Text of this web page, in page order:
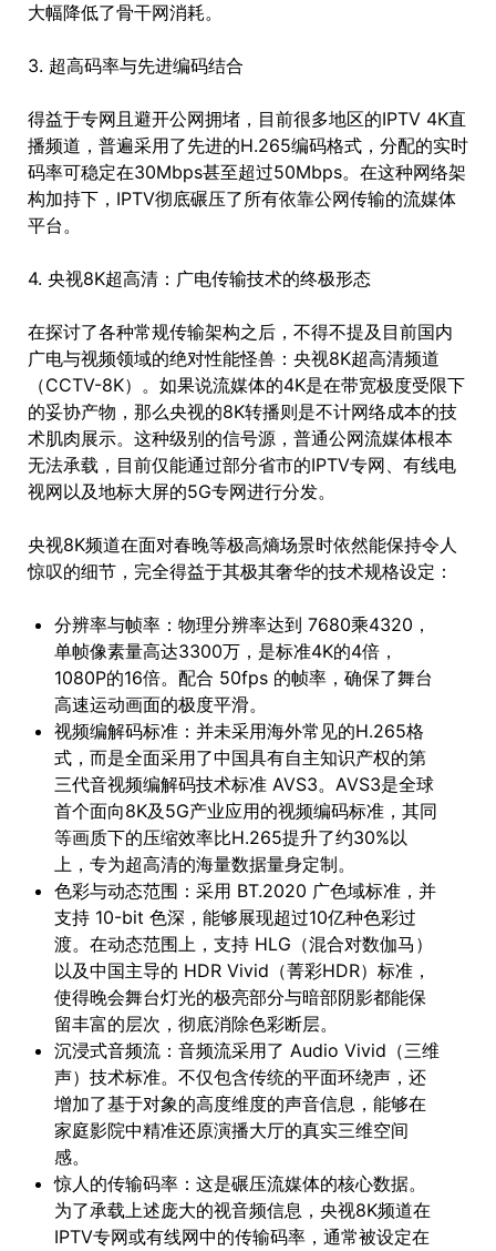
大幅降低了骨干网消耗。
3. 超高码率与先进编码结合
得益于专网且避开公网拥堵，目前很多地区的IPTV 4K直
播频道，普遍采用了先进的H.265编码格式，分配的实时
码率可稳定在30Mbps甚至超过50Mbps。在这种网络架
构加持下，IPTV彻底碾压了所有依靠公网传输的流媒体
平台。
4. 央视8K超高清：广电传输技术的终极形态
在探讨了各种常规传输架构之后，不得不提及目前国内
广电与视频领域的绝对性能怪兽：央视8K超高清频道
（CCTV-8K）。如果说流媒体的4K是在带宽极度受限下
的妥协产物，那么央视的8K转播则是不计网络成本的技
术肌肉展示。这种级别的信号源，普通公网流媒体根本
无法承载，目前仅能通过部分省市的IPTV专网、有线电
视网以及地标大屏的5G专网进行分发。
央视8K频道在面对春晚等极高熵场景时依然能保持令人
惊叹的细节，完全得益于其极其奢华的技术规格设定：
分辨率与帧率：物理分辨率达到 7680乘4320，
单帧像素量高达3300万，是标准4K的4倍，
1080P的16倍。配合 50fps 的帧率，确保了舞台
高速运动画面的极度平滑。
视频编解码标准：并未采用海外常见的H.265格
式，而是全面采用了中国具有自主知识产权的第
三代音视频编解码技术标准 AVS3。AVS3是全球
首个面向8K及5G产业应用的视频编码标准，其同
等画质下的压缩效率比H.265提升了约30%以
上，专为超高清的海量数据量身定制。
色彩与动态范围：采用 BT.2020 广色域标准，并
支持 10-bit 色深，能够展现超过10亿种色彩过
渡。在动态范围上，支持 HLG（混合对数伽马）
以及中国主导的 HDR Vivid（菁彩HDR）标准，
使得晚会舞台灯光的极亮部分与暗部阴影都能保
留丰富的层次，彻底消除色彩断层。
沉浸式音频流：音频流采用了 Audio Vivid（三维
声）技术标准。不仅包含传统的平面环绕声，还
增加了基于对象的高度维度的声音信息，能够在
家庭影院中精准还原演播大厅的真实三维空间
感。
惊人的传输码率：这是碾压流媒体的核心数据。
为了承载上述庞大的视音频信息，央视8K频道在
IPTV专网或有线网中的传输码率，通常被设定在